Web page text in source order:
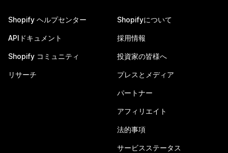
Shopify ヘルプセンター
APIドキュメント
Shopify コミュニティ
リサーチ
Shopifyについて
採用情報
投資家の皆様へ
プレスとメディア
パートナー
アフィリエイト
法的事項
サービスステータス